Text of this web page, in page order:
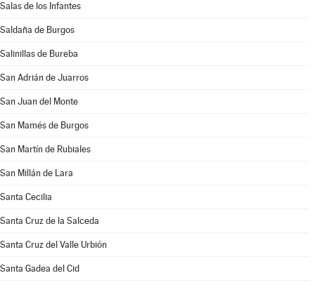
Salas de los Infantes
Saldaña de Burgos
Salinillas de Bureba
San Adrián de Juarros
San Juan del Monte
San Mamés de Burgos
San Martín de Rubiales
San Millán de Lara
Santa Cecilia
Santa Cruz de la Salceda
Santa Cruz del Valle Urbión
Santa Gadea del Cid